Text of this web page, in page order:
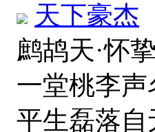
天下豪杰
鹧鸪天·怀
一堂桃李
平生磊落